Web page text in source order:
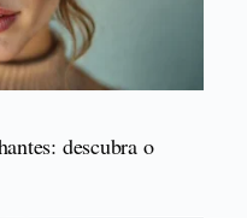
descubra o